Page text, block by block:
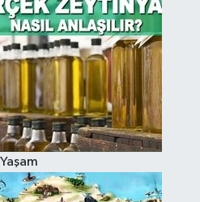
Yaşam